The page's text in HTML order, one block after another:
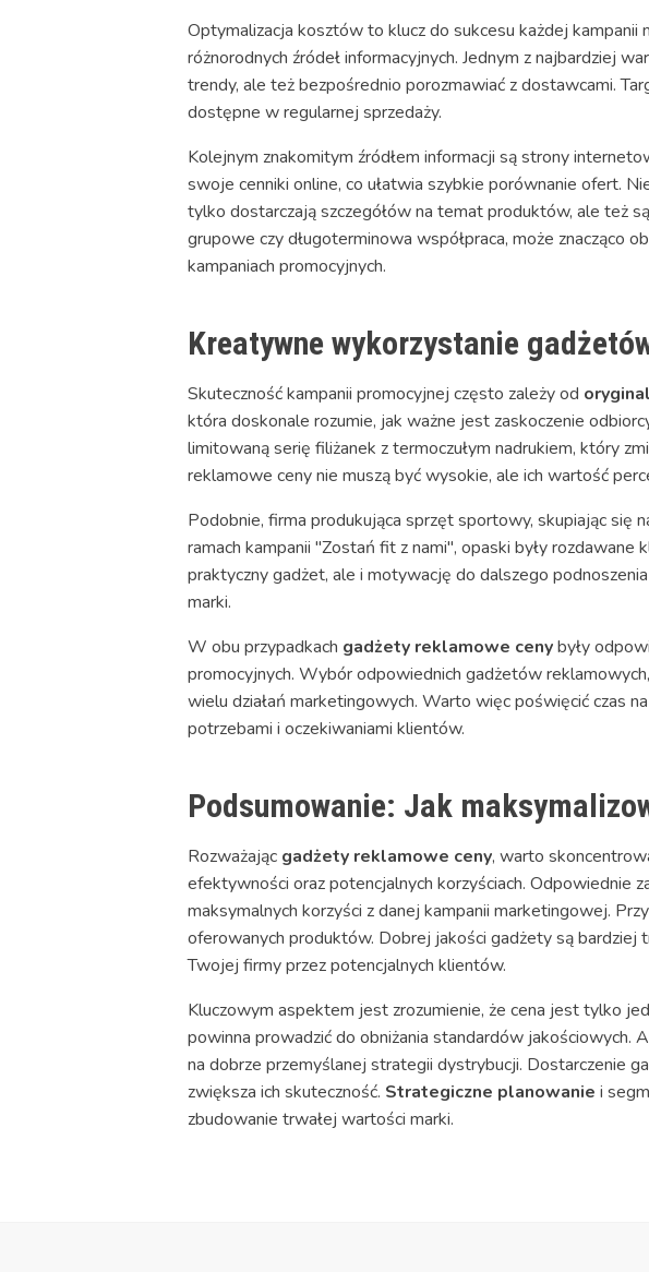
Optymalizacja kosztów to klucz do sukcesu każdej
różnorodnych źródeł informacyjnych. Jednym z najbardziej
trendy, ale też bezpośrednio porozmawiać z dostawcami.
dostępne w regularnej sprzedaży.
Kolejnym znakomitym źródłem informacji są strony
swoje cenniki online, co ułatwia szybkie porównanie ofert.
tylko dostarczają szczegółów na temat produktów, ale też
grupowe czy długoterminowa współpraca, może znacząco
kampaniach promocyjnych.
Kreatywne wykorzystanie
Skuteczność kampanii promocyjnej często zależy od
która doskonale rozumie, jak ważne jest zaskoczenie
limitowaną serię filiżanek z termoczułym nadrukiem, który
reklamowe ceny nie muszą być wysokie, ale ich wartość
Podobnie, firma produkująca sprzęt sportowy, skupiając się
ramach kampanii "Zostań fit z nami", opaski były
praktyczny gadżet, ale i motywację do dalszego
marki.
W obu przypadkach gadżety reklamowe cenybyły
promocyjnych. Wybór odpowiednich gadżetów
wielu działań marketingowych. Warto więc poświęcić czas
potrzebami i oczekiwaniami klientów.
Podsumowanie: Jak
Rozważając gadżety reklamowe ceny, warto
efektywności oraz potencjalnych korzyściach. Odpowiednie
maksymalnych korzyści z danej kampanii marketingowej.
oferowanych produktów. Dobrej jakości gadżety są bardziej
Twojej firmy przez potencjalnych klientów.
Kluczowym aspektem jest zrozumienie, że cena jest tylko
powinna prowadzić do obniżania standardów jakościowych.
na dobrze przemyślanej strategii dystrybucji. Dostarczenie
zwiększa ich skuteczność. Strategiczne planowanie i
zbudowanie trwałej wartości marki.